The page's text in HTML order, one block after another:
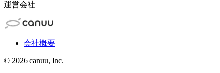
運営会社
会社概要
© 2026 canuu, Inc.